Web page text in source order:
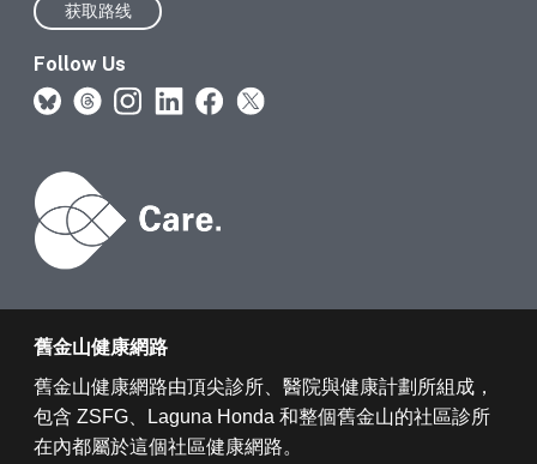
获取路线
Follow Us
舊金山健康網路
舊金山健康網路由頂尖診所、醫院與健康計劃所組成，
包含 ZSFG、Laguna Honda 和整個舊金山的社區診所
在內都屬於這個社區健康網路。